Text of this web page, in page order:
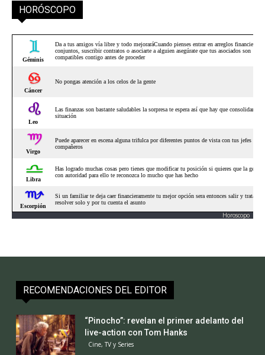
HORÓSCOPO
Horoscopo
RECOMENDACIONES DEL EDITOR
“Pinocho”: revelan el primer adelanto del
live-action con Tom Hanks
Cine, TV y Series